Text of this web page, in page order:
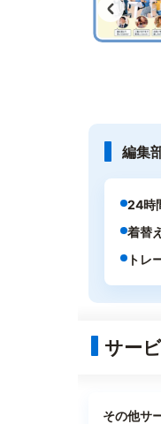
編集
24時
着替
トレ
サー
その他サ